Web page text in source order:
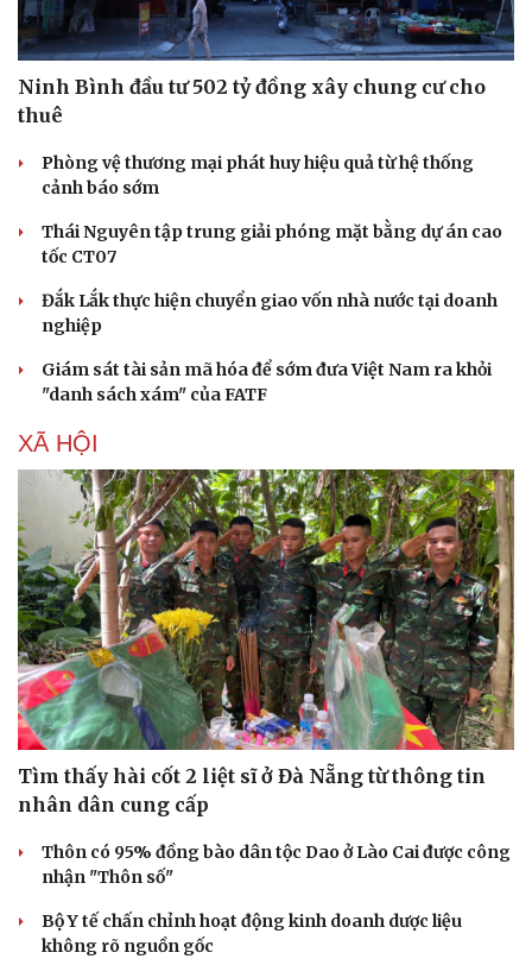
Cải chính
Ninh Bình đầu tư 502 tỷ đồng xây chung cư cho
thuê
Phòng vệ thương mại phát huy hiệu quả từ hệ thống
cảnh báo sớm
Thái Nguyên tập trung giải phóng mặt bằng dự án cao
tốc CT07
Đắk Lắk thực hiện chuyển giao vốn nhà nước tại doanh
nghiệp
Giám sát tài sản mã hóa để sớm đưa Việt Nam ra khỏi
"danh sách xám" của FATF
XÃ HỘI
Tìm thấy hài cốt 2 liệt sĩ ở Đà Nẵng từ thông tin
nhân dân cung cấp
Thôn có 95% đồng bào dân tộc Dao ở Lào Cai được công
nhận "Thôn số"
Bộ Y tế chấn chỉnh hoạt động kinh doanh dược liệu
không rõ nguồn gốc